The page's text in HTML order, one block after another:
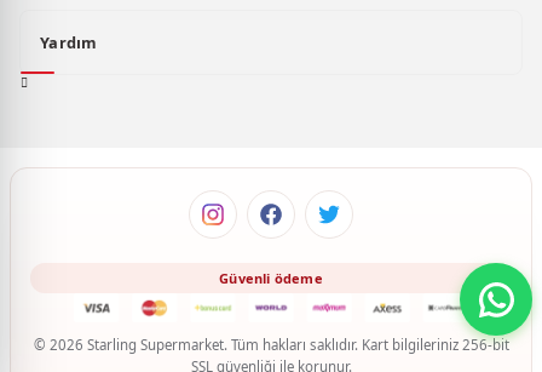
Yardım
© 2026 Starling Supermarket. Tüm hakları saklıdır. Kart bilgileriniz 256-bit
SSL güvenliği ile korunur.